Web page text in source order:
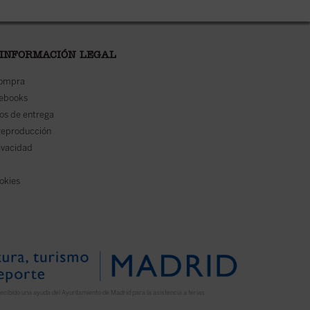
LEGAL
de entrega
una ayuda del Ayuntamiento de Madrid para la asistencia a ferias